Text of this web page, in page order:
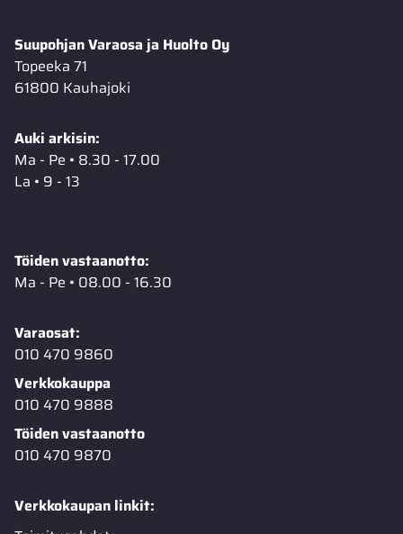
Suupohjan Varaosa ja Huolto Oy
Topeeka 71
61800 Kauhajoki
Auki arkisin:
Ma - Pe • 8.30 - 17.00
La • 9 - 13
Töiden vastaanotto:
Ma - Pe • 08.00 - 16.30
Varaosat:
010 470 9860
Verkkokauppa
010 470 9888
Töiden vastaanotto
010 470 9870
Verkkokaupan linkit: